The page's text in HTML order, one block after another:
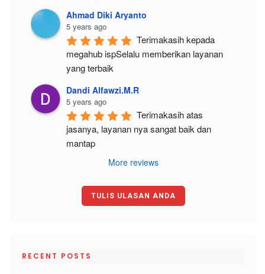
Ahmad Diki Aryanto
5 years ago
Terimakasih kepada
megahub ispSelalu memberikan layanan
yang terbaik
Dandi Alfawzi.M.R
5 years ago
Terimakasih atas
jasanya, layanan nya sangat baik dan
mantap
More reviews
TULIS ULASAN ANDA
RECENT POSTS